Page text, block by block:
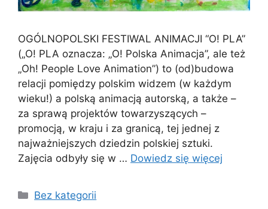
OGÓLNOPOLSKI FESTIWAL ANIMACJI “O! PLA”
(„O! PLA oznacza: „O! Polska Animacja”, ale też
„Oh! People Love Animation”) to (od)budowa
relacji pomiędzy polskim widzem (w każdym
wieku!) a polską animacją autorską, a także –
za sprawą projektów towarzyszących –
promocją, w kraju i za granicą, tej jednej z
najważniejszych dziedzin polskiej sztuki.
Zajęcia odbyły się w … Dowiedz się więcej
Bez kategorii